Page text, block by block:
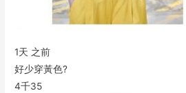
1天 之前
好少穿黃色?
4千35